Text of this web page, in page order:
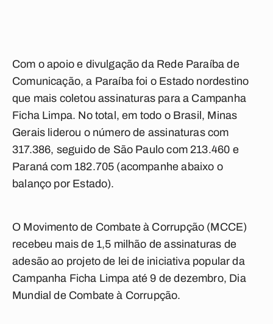
Com o apoio e divulgação da Rede Paraíba de
Comunicação, a Paraíba foi o Estado nordestino
que mais coletou assinaturas para a Campanha
Ficha Limpa. No total, em todo o Brasil, Minas
Gerais liderou o número de assinaturas com
317.386, seguido de São Paulo com 213.460 e
Paraná com 182.705 (acompanhe abaixo o
balanço por Estado).
O Movimento de Combate à Corrupção (MCCE)
recebeu mais de 1,5 milhão de assinaturas de
adesão ao projeto de lei de iniciativa popular da
Campanha Ficha Limpa até 9 de dezembro, Dia
Mundial de Combate à Corrupção.